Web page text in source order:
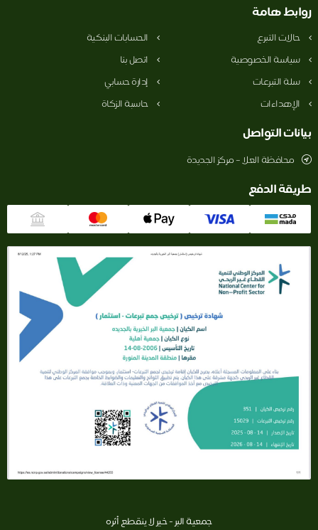
روابط هامة
حالات التبرع
الحسابات البنكية
سياسة الخصوصية
اتصل بنا
سلة التبرعات
إدارة حسابي
الإهداءات
حاسبة الزكاة
بيانات التواصل
محافظة العلا – مركز الجديدة
طريقة الدفع
جمعية البر - خير لا ينقطع أثره